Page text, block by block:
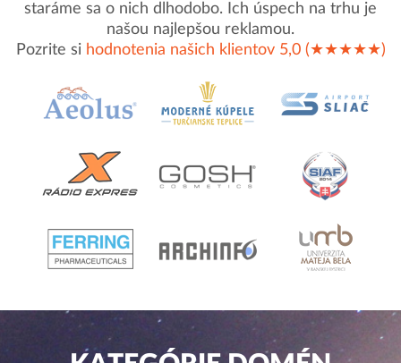
staráme sa o nich dlhodobo. Ich úspech na trhu je
našou najlepšou reklamou.
Pozrite si hodnotenia našich klientov 5,0 (★★★★★)